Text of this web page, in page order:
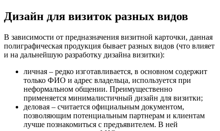
Дизайн для визиток разных видов
В зависимости от предназначения визитной карточки, данная
полиграфическая продукция бывает разных видов (что влияет
и на дальнейшую разработку дизайна визитки):
личная – редко изготавливается, в основном содержит
только ФИО и адрес владельца, используется при
неформальном общении. Преимущественно
применяется минималистичный дизайн для визитки;
деловая – считается официальным документом,
позволяющим потенциальным партнерам и клиентам
лучше познакомиться с предъявителем. В ней